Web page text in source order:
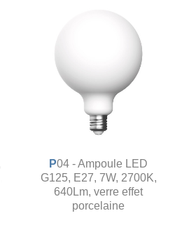
P04 - Ampoule LED
G125, E27, 7W, 2700K,
640Lm, verre effet
porcelaine